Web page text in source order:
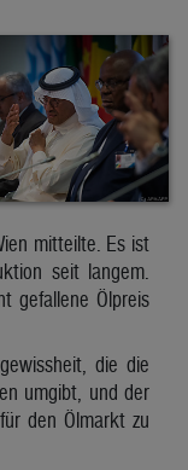
mitteilte. Es ist
seit langem.
gefallene Ölpreis
die die
umgibt, und der
den Ölmarkt zu